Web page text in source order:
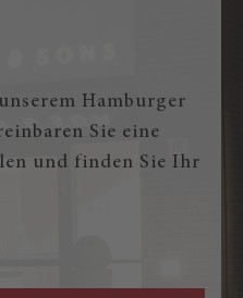
Hamburger
Sie eine
und finden Sie Ihr